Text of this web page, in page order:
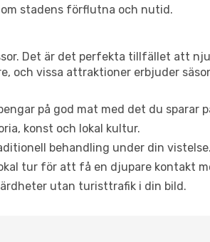
stadens förflutna och nutid.
Det är det perfekta tillfället att
och vissa attraktioner erbjuder
på god mat med det du sparar
konst och lokal kultur.
behandling under din vistelse.
tur för att få en djupare kontakt
utan turisttrafik i din bild.